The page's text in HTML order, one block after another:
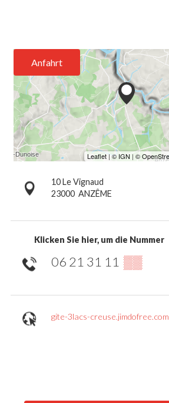
Anfahrt
10 Le Vignaud
23000 ANZÊME
Klicken Sie hier, um die Nummer
06 21 31 11 ▒▒
gite-3lacs-creuse.jimdofree.com